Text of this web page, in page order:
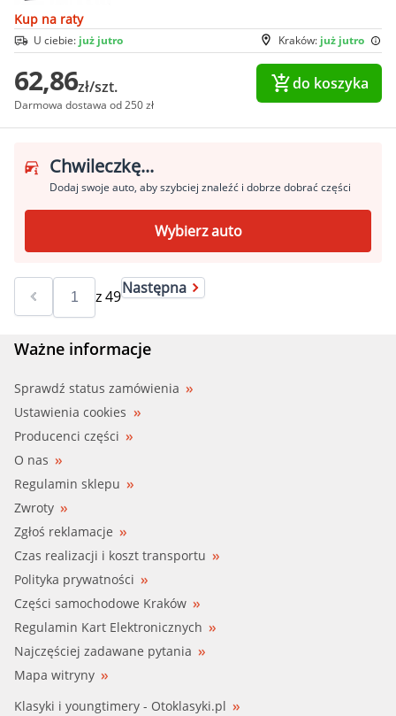
Kup na raty
Kraków: już jutro
U ciebie: już jutro
62,86zł/szt.
Darmowa dostawa od 250 zł
do koszyka
Chwileczkę...
Dodaj swoje auto, aby szybciej znaleźć i dobrze dobrać części
Wybierz auto
z49Następna
Ważne informacje
Sprawdź status zamówienia
Ustawienia cookies
Producenci części
O nas
Regulamin sklepu
Zwroty
Zgłoś reklamacje
Czas realizacji i koszt transportu
Polityka prywatności
Części samochodowe Kraków
Regulamin Kart Elektronicznych
Najczęściej zadawane pytania
Mapa witryny
Klasyki i youngtimery - Otoklasyki.pl